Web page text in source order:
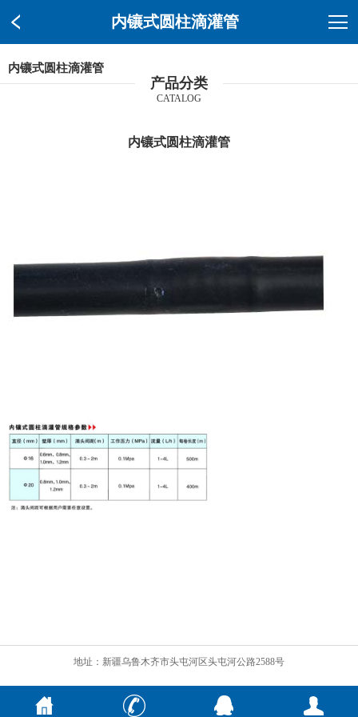
内镶式圆柱滴灌管
内镶式圆柱滴灌管
产品分类
CATALOG
内镶式圆柱滴灌管
地址：新疆乌鲁木齐市头屯河区头屯河公路2588号